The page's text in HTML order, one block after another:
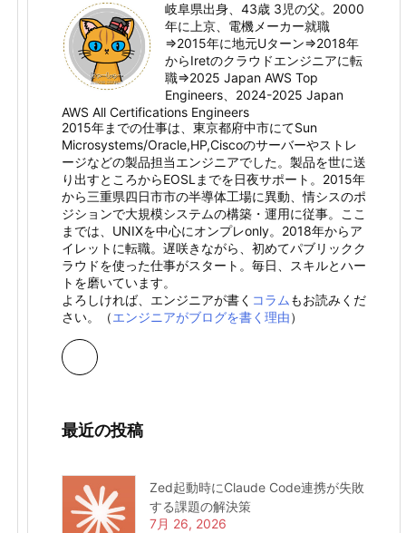
岐阜県出身、43歳 3児の父。2000
年に上京、電機メーカー就職
⇒2015年に地元Uターン⇒2018年
からIretのクラウドエンジニアに転
職⇒2025 Japan AWS Top
Engineers、2024-2025 Japan
AWS All Certifications Engineers
2015年までの仕事は、東京都府中市にてSun
Microsystems/Oracle,HP,Ciscoのサーバーやストレ
ージなどの製品担当エンジニアでした。製品を世に送
り出すところからEOSLまでを日夜サポート。2015年
から三重県四日市市の半導体工場に異動、情シスのポ
ジションで大規模システムの構築・運用に従事。ここ
までは、UNIXを中心にオンプレonly。2018年からア
イレットに転職。遅咲きながら、初めてパブリックク
ラウドを使った仕事がスタート。毎日、スキルとハー
トを磨いています。
よろしければ、エンジニアが書く コラム もお読みくだ
さい。（エンジニアがブログを書く理由）
最近の投稿
Zed起動時にClaude Code連携が失敗
する課題の解決策
7月 26, 2026